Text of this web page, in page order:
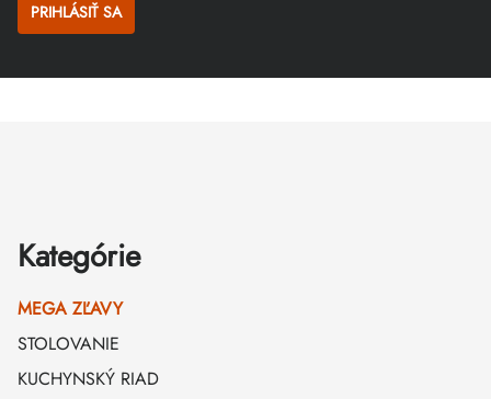
PRIHLÁSIŤ SA
Kategórie
MEGA ZĽAVY
STOLOVANIE
KUCHYNSKÝ RIAD